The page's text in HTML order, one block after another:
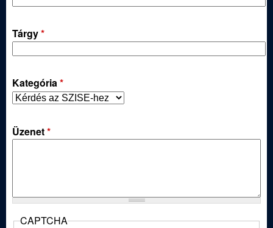
y
e
s
ü
t
Tárgy*
Kategória*
Üzenet*
CAPTCHA